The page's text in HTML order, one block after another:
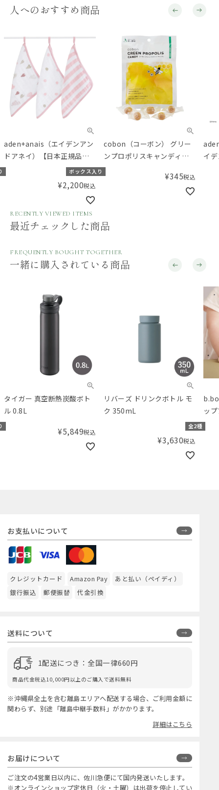
人へのおすすめ商品
aden+anais（エイデンアン
ドアネイ）【日本正規品】
ウォッシュクロスセット 3枚
セット heart breaker ハー
ボックス入り
¥2,200税込
cobon（コーボン） グリー
ンプロポリスキャンディ
28g
¥345税込
イ
RECENTLY VIEWED ITEMS
最近チェックした商品
FREQUENTLY BOUGHT TOGETHER
一緒に購入されている商品
タイガー 真空断熱炭酸ボト
ル 0.8L
¥5,849税込
リバーズ ドリンクボトル モ
ク 350mL
全2種
¥3,630税込
ッ
お支払いについて
クレジットカード Amazon Pay
あと払い（ペイディ）
銀行振込
郵便振替 代金引換
送料について
1配送につき：全国一律660円
商品代金税込10,000円以上のご購入で送料無料
※沖縄県全土を含む離島エリアへ配送する場合、ご利用金額に
関わらず、別途「離島中継手数料」がかかります。
詳細はこちら
お届けについて
ご注文の4営業日以内に、佐川急便にて国内発送いたします。
※オンラインショップ定休日（火・土曜）は出荷を停止してい